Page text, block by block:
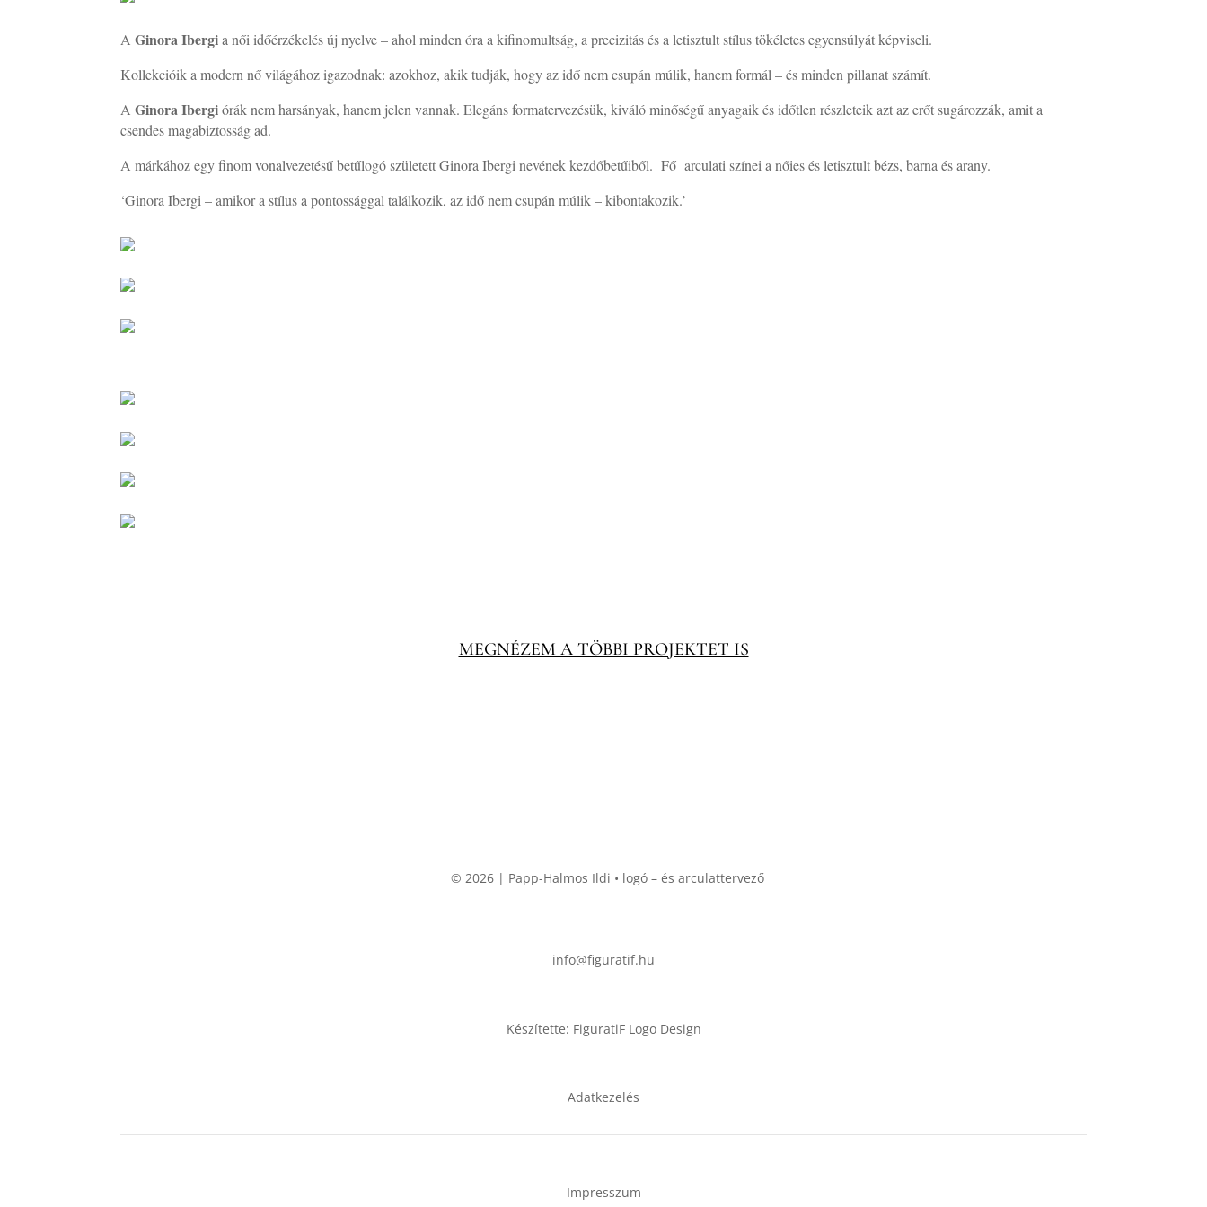
AGinora Ibergia női időérzékelés új nyelve – ahol minden óra a kifinomultság, a precizitás és a letisztult stílus tökéletes egyensúlyát képviseli.
Kollekcióik a modern nő világához igazodnak: azokhoz, akik tudják, hogy az idő nem csupán múlik, hanem formál – és minden pillanat számít.
AGinora Ibergiórák nem harsányak, hanem jelen vannak. Elegáns formatervezésük, kiváló minőségű anyagaik és időtlen részleteik azt az erőt sugározzák, amit a
csendes magabiztosság ad.
A márkához egy finom vonalvezetésű betűlogó született Ginora Ibergi nevének kezdőbetűiből. Fő arculati színei a nőies és letisztult bézs, barna és arany.
‘Ginora Ibergi – amikor a stílus a pontossággal találkozik, az idő nem csupán múlik – kibontakozik.’
MEGNÉZEM A TÖBBI PROJEKTET IS
© 2026 | Papp-Halmos Ildi • logó – és arculattervező
info@figuratif.hu
Készítette: FiguratiF Logo Design
Adatkezelés
Impresszum